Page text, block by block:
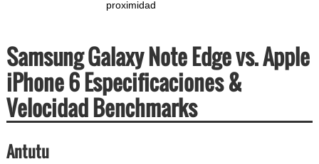
proximidad
Samsung Galaxy Note Edge vs. Apple
iPhone 6 Especificaciones &
Velocidad Benchmarks
Antutu